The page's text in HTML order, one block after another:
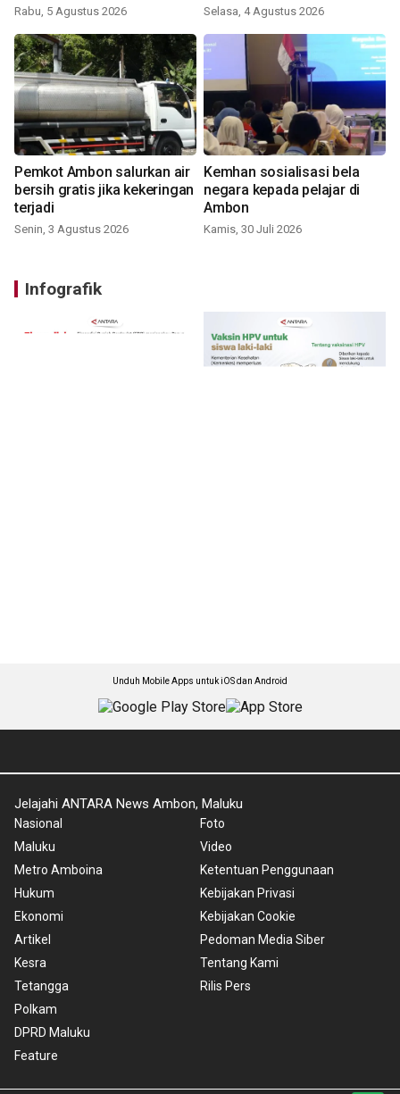
Rabu, 5 Agustus 2026 Selasa, 4 Agustus 2026
Pemkot Ambon salurkan air
bersih gratis jika kekeringan
terjadi
Senin, 3 Agustus 2026
Kemhan sosialisasi bela
negara kepada pelajar di
Ambon
Kamis, 30 Juli 2026
Infografik
Unduh Mobile Apps untuk iOS dan Android
Jelajahi ANTARA News Ambon, Maluku
Nasional
Maluku
Metro Amboina
Hukum
Ekonomi
Artikel
Kesra
Tetangga
Polkam
DPRD Maluku
Feature
Foto
Video
Ketentuan Penggunaan
Kebijakan Privasi
Kebijakan Cookie
Pedoman Media Siber
Tentang Kami
Rilis Pers